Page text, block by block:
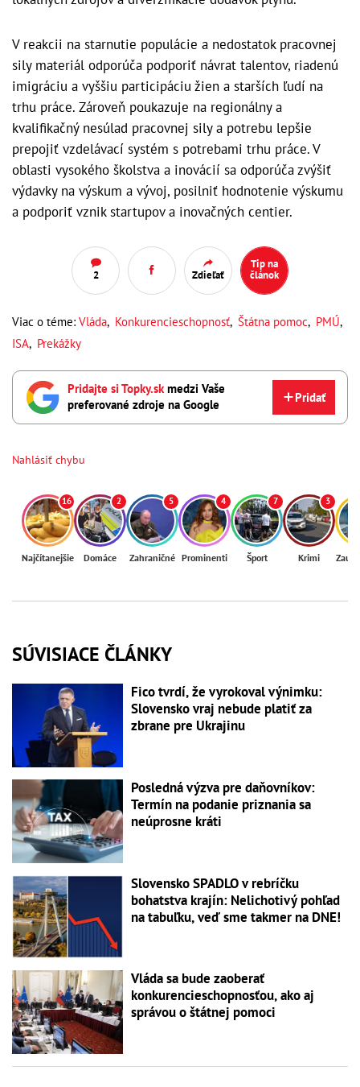
V reakcii na starnutie populácie a nedostatok pracovnej
sily materiál odporúča podporiť návrat talentov, riadenú
imigráciu a vyššiu participáciu žien a starších ľudí na
trhu práce. Zároveň poukazuje na regionálny a
kvalifikačný nesúlad pracovnej sily a potrebu lepšie
prepojiť vzdelávací systém s potrebami trhu práce. V
oblasti vysokého školstva a inovácií sa odporúča zvýšiť
výdavky na výskum a vývoj, posilniť hodnotenie výskumu
a podporiť vznik startupov a inovačných centier.
2 Zdieľať
Tip na
článok
Viac o téme: Vláda, Konkurencieschopnosť, Štátna pomoc, PMÚ,
ISA, Prekážky
Pridajte si Topky.skmedzi Vaše
preferované zdroje na Google
Pridať
Nahlásiť chybu
16
Najčítanejšie
2
Domáce
5
Zahraničné
4
Prominenti
7
Šport
3
Krimi
SÚVISIACE ČLÁNKY
Fico tvrdí, že vyrokoval výnimku:
Slovensko vraj nebude platiť za
zbrane pre Ukrajinu
Posledná výzva pre daňovníkov:
Termín na podanie priznania sa
neúprosne kráti
Slovensko SPADLO v rebríčku
bohatstva krajín: Nelichotivý pohľad
na tabuľku, veď sme takmer na DNE!
Vláda sa bude zaoberať
konkurencieschopnosťou, ako aj
správou o štátnej pomoci